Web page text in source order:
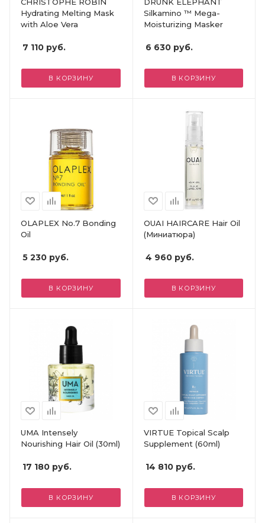
Hydrating Melting Mask
with Aloe Vera
7 110 руб.
В КОРЗИНУ
Silkamino ™ Mega-
Moisturizing Masker
6 630руб.
В КОРЗИНУ
OLAPLEX No.7 Bonding
Oil
5 230 руб.
В КОРЗИНУ
OUAI HAIRCARE Hair Oil
(Миниатюра)
4 960руб.
В КОРЗИНУ
UMA Intensely
Nourishing Hair Oil (30ml)
17 180 руб.
В КОРЗИНУ
VIRTUE Topical Scalp
Supplement (60ml)
14 810руб.
В КОРЗИНУ